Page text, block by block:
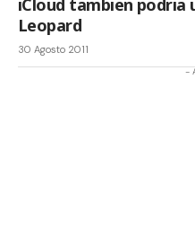
iCloud tambien podria
Leopard
30 Agosto 2011
-